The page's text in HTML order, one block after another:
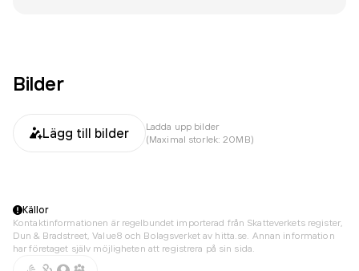
Bilder
Lägg till bilder
Ladda upp bilder
(Maximal storlek: 20MB)
Källor
Kontaktinformationen är regelbundet importerad från Skatteverkets register,
Dun & Bradstreet, Value8 och Bolagsverket av hitta.se. Annan information
har företaget själv möjligheten att registrera på sin sida.